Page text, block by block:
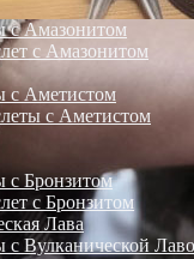
с Амазонитом
с Амазонитом
с Аметистом
с Аметистом
с Бронзитом
с Бронзитом
Лава
с Вулканической